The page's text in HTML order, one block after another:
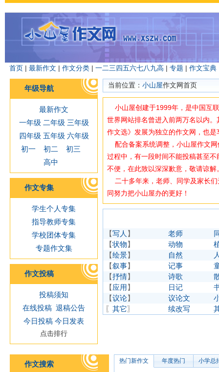
首页 | 最新作文 | 作文分类 | 一二三四五六七八九高 | 专题 | 作文宝典
年级导航
最新作文
一年级 二年级 三年级
四年级 五年级 六年级
初一
初二
初三
高中
作文专集
学生个人专集
指导教师专集
学校团体专集
专题作文集
作文投稿
投稿须知
在线投稿 退稿公告
今日投稿 今日发表
点击排行
当前位置： 小山屋作文网首页
小山屋创建于1999年，是中国互
世界网站排名曾进入前两万名以内
作文选》发展为独立的作文网，也
配合备案系统调整，小山屋作文网
过程中，有一段时间不能投稿甚至
不便，在此致以深深歉意，敬请谅解
二十多年来，老师、同学及家长们
同努力把小山屋办的更好！
【写人 】 老师
【状物】 动物
【绘景】 自然
【叙事】 记事
【抒情】 诗歌
【应用】 日记
【议论】 议论文
〖 其它〗 续改写
作文搜索 热门新作文 年度热门 小学总